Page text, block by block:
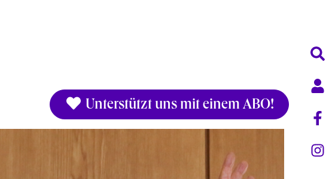
Unterstützt uns mit einem ABO!